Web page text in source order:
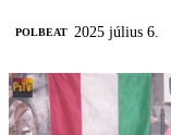
‎POLBEAT 2025 július 6.